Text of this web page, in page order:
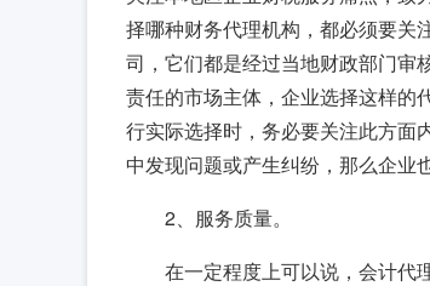
择哪种财务代理机构，都必须要关
司，它们都是经过当地财政部门审
责任的市场主体，企业选择这样的
行实际选择时，务必要关注此方面
中发现问题或产生纠纷，那么企业
2、服务质量。
在一定程度上可以说，会计代